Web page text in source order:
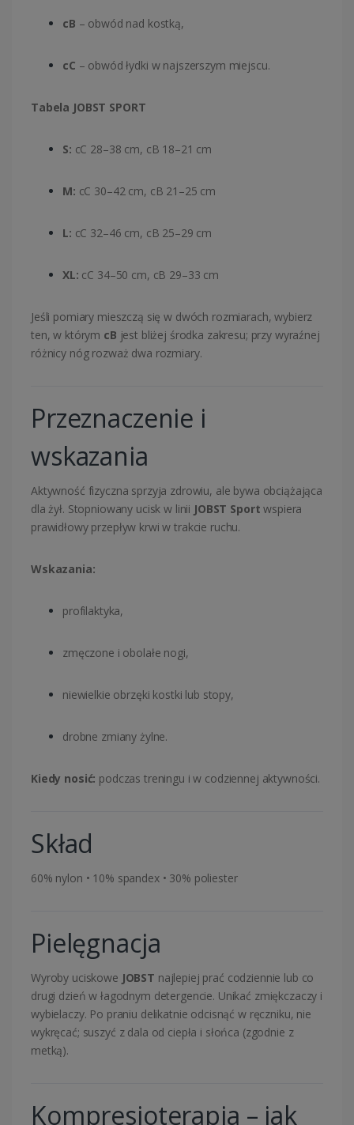
cB – obwód nad kostką,
cC – obwód łydki w najszerszym miejscu.
Tabela JOBST SPORT
S: cC 28–38 cm, cB 18–21 cm
M: cC 30–42 cm, cB 21–25 cm
L: cC 32–46 cm, cB 25–29 cm
XL: cC 34–50 cm, cB 29–33 cm
Jeśli pomiary mieszczą się w dwóch rozmiarach, wybierz
ten, w którym cB jest bliżej środka zakresu; przy wyraźnej
różnicy nóg rozważ dwa rozmiary.
Przeznaczenie i
wskazania
Aktywność fizyczna sprzyja zdrowiu, ale bywa obciążająca
dla żył. Stopniowany ucisk w linii JOBST Sport wspiera
prawidłowy przepływ krwi w trakcie ruchu.
Wskazania:
profilaktyka,
zmęczone i obolałe nogi,
niewielkie obrzęki kostki lub stopy,
drobne zmiany żylne.
Kiedy nosić: podczas treningu i w codziennej aktywności.
Skład
60% nylon • 10% spandex • 30% poliester
Pielęgnacja
Wyroby uciskowe JOBST najlepiej prać codziennie lub co
drugi dzień w łagodnym detergencie. Unikać zmiękczaczy i
wybielaczy. Po praniu delikatnie odcisnąć w ręczniku, nie
wykręcać; suszyć z dala od ciepła i słońca (zgodnie z
metką).
Kompresjoterapia – jak